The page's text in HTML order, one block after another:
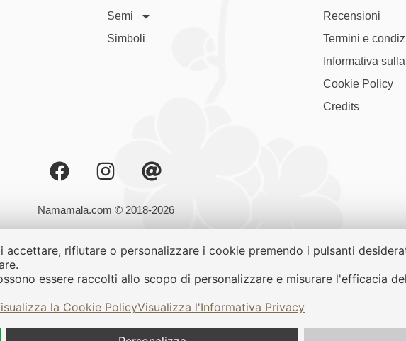
Semi
Simboli
Recensioni
Termini e
Informativa
Cookie Policy
Credits
Namamala.com © 2018-2026
Via San Salvatore, 49b – 35127 – Padova
Partita IVA: 05192200284
senza autorizzazione scritta. Tutte le fotografie sono protette da copyright ©
accettare, rifiutare o personalizzare i cookie premendo i pulsanti
essere raccolti allo scopo di personalizzare e misurare l'efficacia
la Cookie PolicyVisualizza l'Informativa Privacy